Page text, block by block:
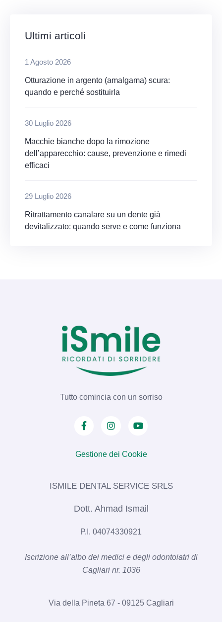
Ultimi articoli
1 Agosto 2026
Otturazione in argento (amalgama) scura:
quando e perché sostituirla
30 Luglio 2026
Macchie bianche dopo la rimozione
dell’apparecchio: cause, prevenzione e rimedi
efficaci
29 Luglio 2026
Ritrattamento canalare su un dente già
devitalizzato: quando serve e come funziona
Tutto comincia con un sorriso
Gestione dei Cookie
ISMILE DENTAL SERVICE SRLS​
Dott. Ahmad Ismail
P.I. 04074330921
Iscrizione all’albo dei medici e degli odontoiatri di
Cagliari nr. 1036​
Via della Pineta 67 - 09125 Cagliari